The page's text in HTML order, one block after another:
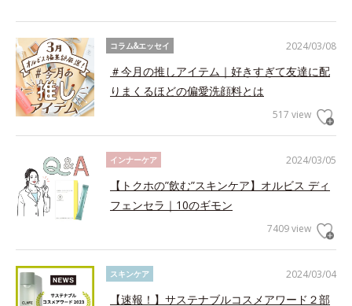
2024/03/08
コラム&エッセイ
＃今月の推しアイテム｜好きすぎて友達に配
りまくるほどの偏愛洗顔料とは
517 view
2024/03/05
インナーケア
【トクホの”飲む”スキンケア】オルビス ディ
フェンセラ｜10のギモン
7409 view
2024/03/04
スキンケア
【速報！】サステナブルコスメアワード２部